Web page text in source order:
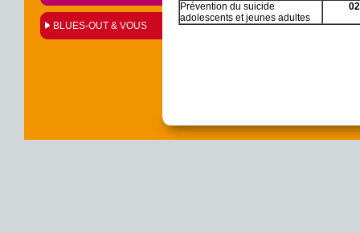
BLUES-OUT & VOUS
Prévention du suicide
adolescents et jeunes adultes